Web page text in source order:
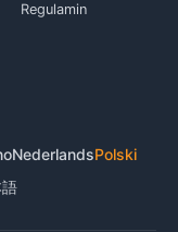
Regulamin
NederlandsPolski